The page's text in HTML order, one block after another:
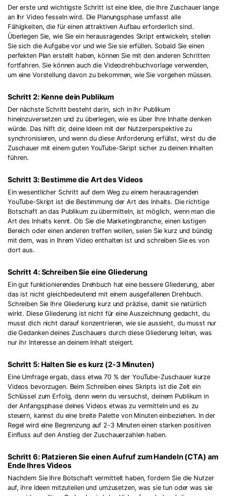
Der erste und wichtigste Schritt ist eine Idee, die Ihre Zuschauer lange
an Ihr Video fesseln wird. Die Planungsphase umfasst alle
Fähigkeiten, die für einen attraktiven Aufbau erforderlich sind.
Überlegen Sie, wie Sie ein herausragendes Skript entwickeln, stellen
Sie sich die Aufgabe vor und wie Sie sie erfüllen. Sobald Sie einen
perfekten Plan erstellt haben, können Sie mit den anderen Schritten
fortfahren. Sie können auch die Videodrehbuchvorlage verwenden,
um eine Vorstellung davon zu bekommen, wie Sie vorgehen müssen.
Schritt 2: Kenne dein Publikum
Der nächste Schritt besteht darin, sich in Ihr Publikum
hineinzuversetzen und zu überlegen, wie es über Ihre Inhalte denken
würde. Das hilft dir, deine Ideen mit der Nutzerperspektive zu
synchronisieren, und wenn du diese Anforderung erfüllst, wirst du die
Zuschauer mit einem guten YouTube-Skript sicher zu deinen Inhalten
führen.
Schritt 3: Bestimme die Art des Videos
Ein wesentlicher Schritt auf dem Weg zu einem herausragenden
YouTube-Skript ist die Bestimmung der Art des Inhalts. Die richtige
Botschaft an das Publikum zu übermitteln, ist möglich, wenn man die
Art des Inhalts kennt. Ob Sie die Marketingbranche, einen lustigen
Bereich oder einen anderen treffen wollen, seien Sie kurz und bündig
mit dem, was in Ihrem Video enthalten ist und schreiben Sie es von
dort aus.
Schritt 4: Schreiben Sie eine Gliederung
Ein gut funktionierendes Drehbuch hat eine bessere Gliederung, aber
das ist nicht gleichbedeutend mit einem ausgefallenen Drehbuch.
Schreiben Sie Ihre Gliederung kurz und präzise, damit sie natürlich
wirkt. Diese Gliederung ist nicht für eine Auszeichnung gedacht, du
musst dich nicht darauf konzentrieren, wie sie aussieht, du musst nur
die Gedanken deines Zuschauers durch diese Gliederung leiten, was
nur ihr Interesse an deinem Inhalt steigert.
Schritt 5: Halten Sie es kurz (2-3 Minuten)
Eine Umfrage ergab, dass etwa 70 % der YouTube-Zuschauer kurze
Videos bevorzugen. Beim Schreiben eines Skripts ist die Zeit ein
Schlüssel zum Erfolg, denn wenn du versuchst, deinem Publikum in
der Anfangsphase deines Videos etwas zu vermitteln und es zu
steuern, kannst du eine breite Palette von Minuten einbeziehen. In der
Regel wird eine Begrenzung auf 2-3 Minuten einen starken positiven
Einfluss auf den Anstieg der Zuschauerzahlen haben.
Schritt 6: Platzieren Sie einen Aufruf zum Handeln (CTA) am
Ende Ihres Videos
Nachdem Sie Ihre Botschaft vermittelt haben, fordern Sie die Nutzer
auf, ihre Ideen mitzuteilen und umzusetzen, was sie tun oder was sie